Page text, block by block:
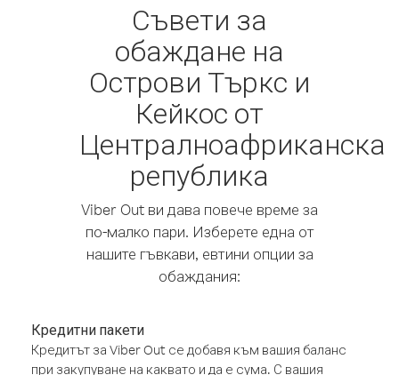
Съвети за
обаждане на
Острови Търкс и
Кейкос от
Централноафриканска
република
Viber Out ви дава повече време за
по-малко пари. Изберете една от
нашите гъвкави, евтини опции за
обаждания:
Кредитни пакети
Кредитът за Viber Out се добавя към вашия баланс
при закупуване на каквато и да е сума. С вашия